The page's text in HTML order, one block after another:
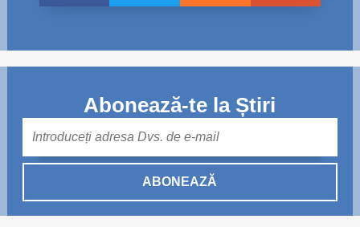
Abonează-te la Știri
ABONEAZĂ